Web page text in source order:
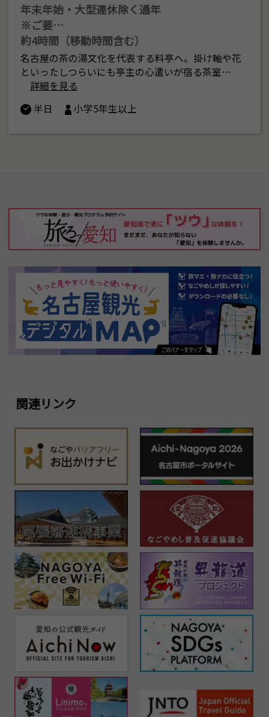
年末年始・大型連休除く通年
※ご要…
約4時間（移動時間含む）
名古屋の茶の湯文化を代表する料亭へ。掛け軸や花
といったしつらいにも亭主の心遣いが宿る茶室…
詳細を見る
半日
小学5年生以上
関連リンク